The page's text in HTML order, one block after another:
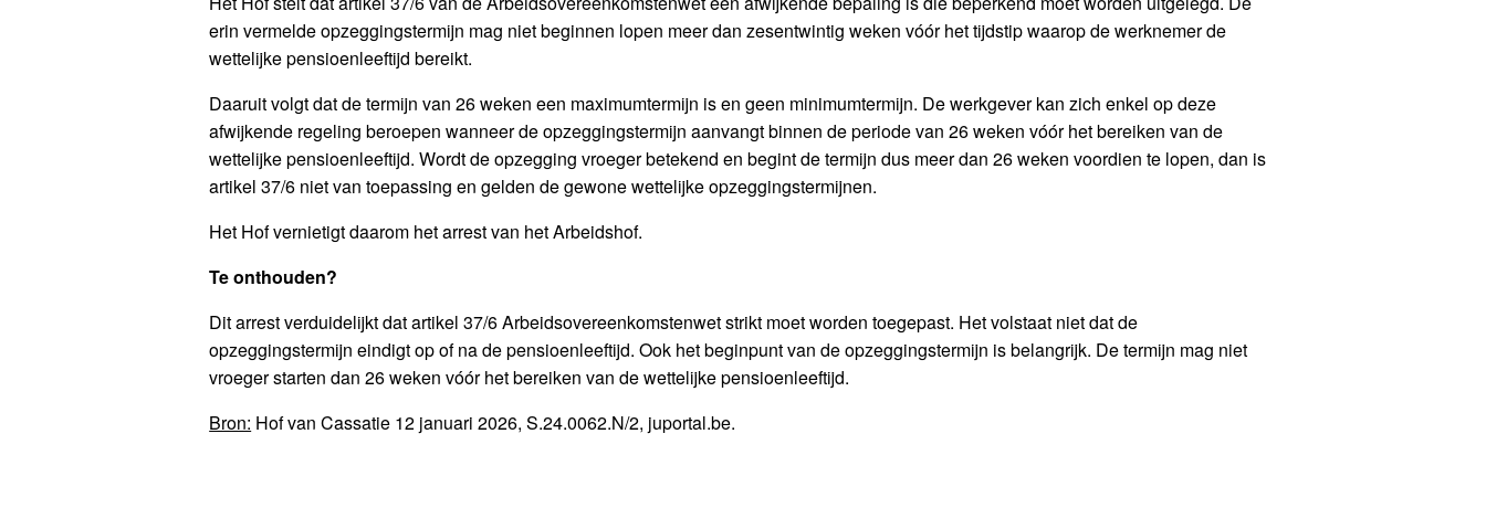
erin vermelde opzeggingstermijn mag niet beginnen lopen meer dan zesentwintig weken vóór het tijdstip waarop de werknemer de
wettelijke pensioenleeftijd bereikt.
Daaruit volgt dat de termijn van 26 weken een maximumtermijn is en geen minimumtermijn. De werkgever kan zich enkel op deze
afwijkende regeling beroepen wanneer de opzeggingstermijn aanvangt binnen de periode van 26 weken vóór het bereiken van de
wettelijke pensioenleeftijd. Wordt de opzegging vroeger betekend en begint de termijn dus meer dan 26 weken voordien te lopen, dan is
artikel 37/6 niet van toepassing en gelden de gewone wettelijke opzeggingstermijnen.
Het Hof vernietigt daarom het arrest van het Arbeidshof.
Te onthouden?
Dit arrest verduidelijkt dat artikel 37/6 Arbeidsovereenkomstenwet strikt moet worden toegepast. Het volstaat niet dat de
opzeggingstermijn eindigt op of na de pensioenleeftijd. Ook het beginpunt van de opzeggingstermijn is belangrijk. De termijn mag niet
vroeger starten dan 26 weken vóór het bereiken van de wettelijke pensioenleeftijd.
Bron: Hof van Cassatie 12 januari 2026, S.24.0062.N/2, juportal.be.